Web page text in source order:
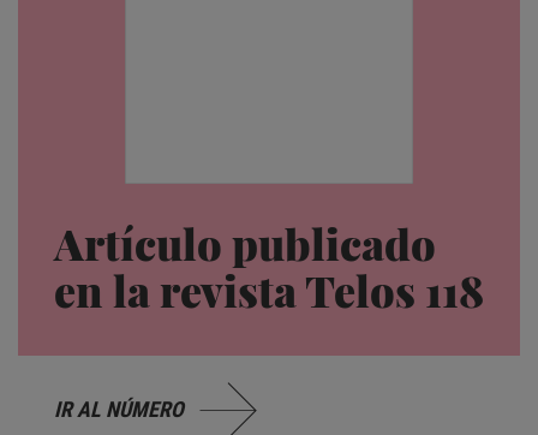
Artículo publicado
en la revista Telos 118
IR AL NÚMERO